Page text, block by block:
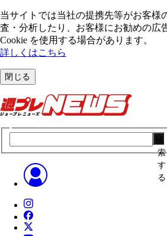
当サイトでは当社の提携先等がお客様
査・分析したり、お客様にお勧めの広
Cookie を使⽤する場合があります。
詳しくはこちら
閉じる
索
す
る